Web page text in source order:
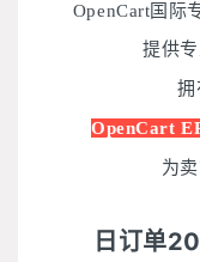
OpenCart国际
提供
拥
OpenCart
为
日订单